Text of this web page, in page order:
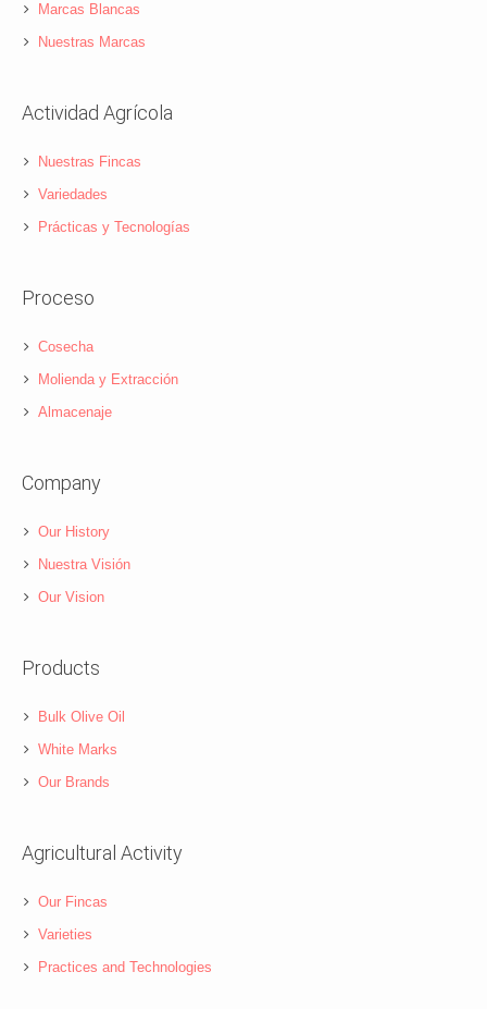
Marcas Blancas
Nuestras Marcas
Actividad Agrícola
Nuestras Fincas
Variedades
Prácticas y Tecnologías
Proceso
Cosecha
Molienda y Extracción
Almacenaje
Company
Our History
Nuestra Visión
Our Vision
Products
Bulk Olive Oil
White Marks
Our Brands
Agricultural Activity
Our Fincas
Varieties
Practices and Technologies